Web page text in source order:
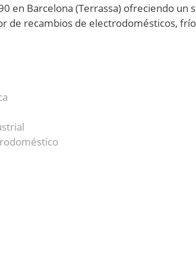
en Barcelona (Terrassa) ofreciendo
de recambios de electrodomésticos,